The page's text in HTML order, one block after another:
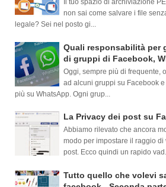
Il tuo spazio di archiviazione
non sai come salvare i file
legale? Sei nel posto gi...
Quali responsabilità per
di gruppi di Facebook,
Oggi, sempre più di frequente,
ad alcuni gruppi su Facebook
più su WhatsApp. Ogni grup...
La Privacy dei post su
Abbiamo rilevato che ancora
modo per impostare il raggio di
post. Ecco quindi un rapido vad...
Tutto quello che volevi